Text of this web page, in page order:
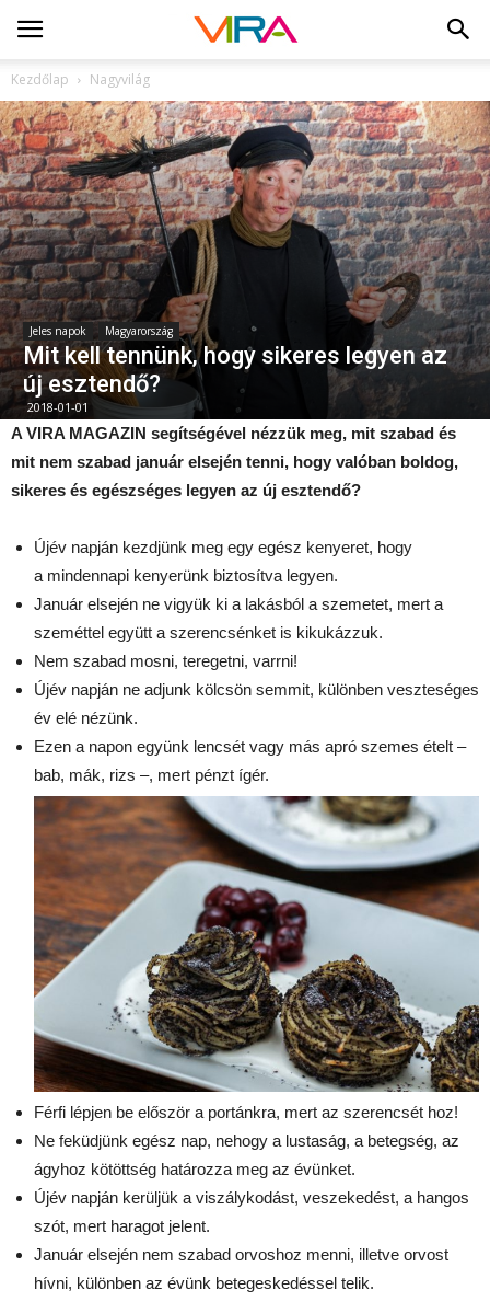
Kezdőlap Nagyvilág
Jeles napok Magyarország
Mit kell tennünk, hogy sikeres legyen az
új esztendő?
2018-01-01
A VIRA MAGAZIN segítségével nézzük meg, mit szabad és
mit nem szabad január elsején tenni, hogy valóban boldog,
sikeres és egészséges legyen az új esztendő?
Újév napján kezdjünk meg egy egész kenyeret, hogy
a mindennapi kenyerünk biztosítva legyen.
Január elsején ne vigyük ki a lakásból a szemetet, mert a
szeméttel együtt a szerencsénket is kikukázzuk.
Nem szabad mosni, teregetni, varrni!
Újév napján ne adjunk kölcsön semmit, különben veszteséges
év elé nézünk.
Ezen a napon együnk lencsét vagy más apró szemes ételt –
bab, mák, rizs –, mert pénzt ígér.
Férfi lépjen be először a portánkra, mert az szerencsét hoz!
Ne feküdjünk egész nap, nehogy a lustaság, a betegség, az
ágyhoz kötöttség határozza meg az évünket.
Újév napján kerüljük a viszálykodást, veszekedést, a hangos
szót, mert haragot jelent.
Január elsején nem szabad orvoshoz menni, illetve orvost
hívni, különben az évünk betegeskedéssel telik.